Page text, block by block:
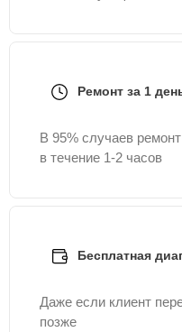
Ремонт за 1
В 95% случаев
в течение 1-2 часов
Бесплатная
Даже если клиент
позже